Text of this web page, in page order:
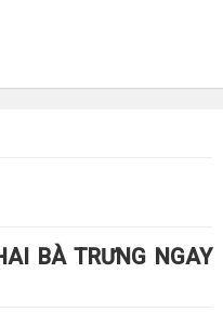
BÀ TRƯNG NGAY